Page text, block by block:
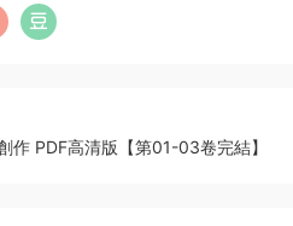
作 PDF高清版【第01-03卷完結】